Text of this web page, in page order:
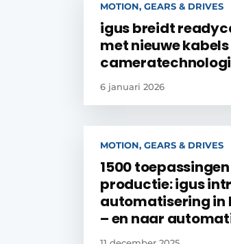
MOTION, GEARS & DRIVES
igus breidt
met nieuwe
6 januari 2026
MOTION, GEARS & DRIVES
1500
productie: igus
automatisering in
– en naar